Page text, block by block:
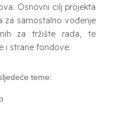
Osnovni cilj projekta
za samostalno vođenje
za tržište rada, te
i strane fondove.
teme: